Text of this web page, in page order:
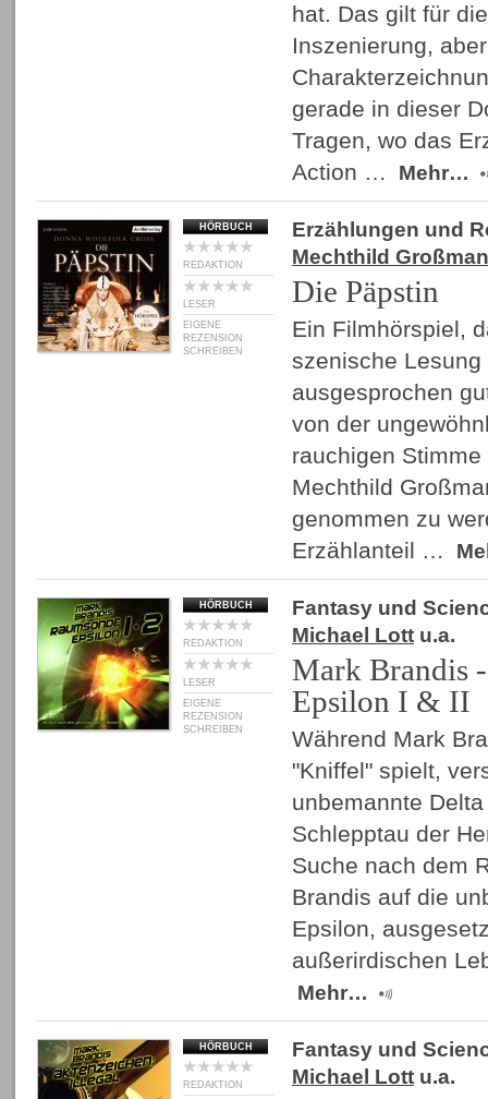
hat. Das gilt für
Inszenierung,
gerade in dieser
Tragen, wo das
Action …
Mehr…
HÖRBUCH
REDAKTION
LESER
EIGENE
REZENSION
SCHREIBEN
Erzählungen und
Mechthild
Die Päpstin
Ein Filmhörspiel,
szenische
ausgesprochen
von der
rauchigen
Mechthild
genommen zu
Erzählanteil …
HÖRBUCH
REDAKTION
LESER
EIGENE
REZENSION
SCHREIBEN
Fantasy und
Michael Lott u.a.
Mark Brandis
Epsilon I & II
Während Mark
"Kniffel" spielt,
unbemannte
Schlepptau der
Suche nach dem
Brandis auf die
Epsilon,
außerirdischen
Mehr…
HÖRBUCH
REDAKTION
Fantasy und
Michael Lott u.a.